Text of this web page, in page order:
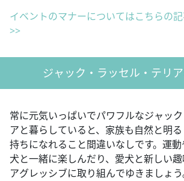
イベントのマナーについてはこちらの
>>
ジャック・ラッセル・テリ
常に元気いっぱいでパワフルなジャッ
アと暮らしていると、家族も自然と明
持ちになれること間違いなしです。運
犬と一緒に楽しんだり、愛犬と新しい
アグレッシブに取り組んでゆきましょう